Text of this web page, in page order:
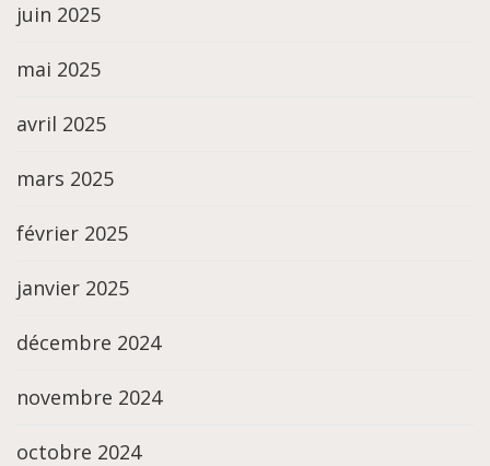
juin 2025
mai 2025
avril 2025
mars 2025
février 2025
janvier 2025
décembre 2024
novembre 2024
octobre 2024